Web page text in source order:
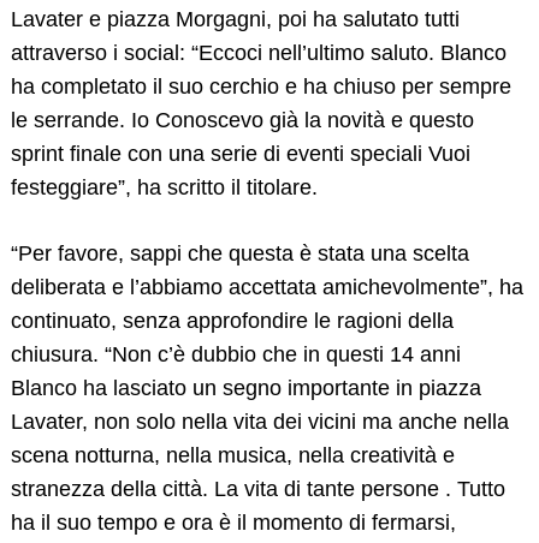
Lavater e piazza Morgagni, poi ha salutato tutti
attraverso i social: “Eccoci nell’ultimo saluto. Blanco
ha completato il suo cerchio e ha chiuso per sempre
le serrande. Io Conoscevo già la novità e questo
sprint finale con una serie di eventi speciali Vuoi
festeggiare”, ha scritto il titolare.
“Per favore, sappi che questa è stata una scelta
deliberata e l’abbiamo accettata amichevolmente”, ha
continuato, senza approfondire le ragioni della
chiusura. “Non c’è dubbio che in questi 14 anni
Blanco ha lasciato un segno importante in piazza
Lavater, non solo nella vita dei vicini ma anche nella
scena notturna, nella musica, nella creatività e
stranezza della città. La vita di tante persone . Tutto
ha il suo tempo e ora è il momento di fermarsi,
Search